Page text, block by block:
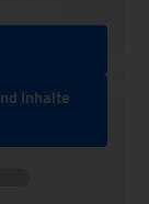
Inhalte